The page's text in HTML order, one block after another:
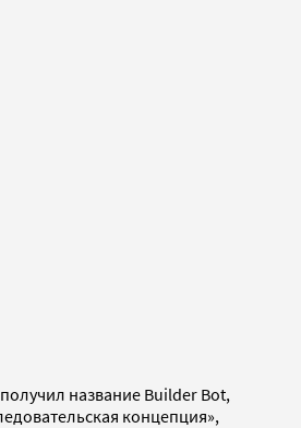
название Builder Bot,
концепция»,